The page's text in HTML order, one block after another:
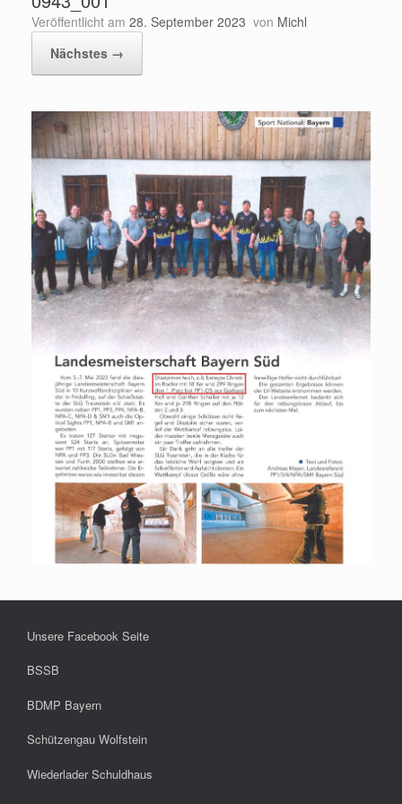
Veröffentlicht am 28. September 2023 von Michl
Nächstes →
Unsere Facebook Seite
BSSB
BDMP Bayern
Schützengau Wolfstein
Wiederlader Schuldhaus